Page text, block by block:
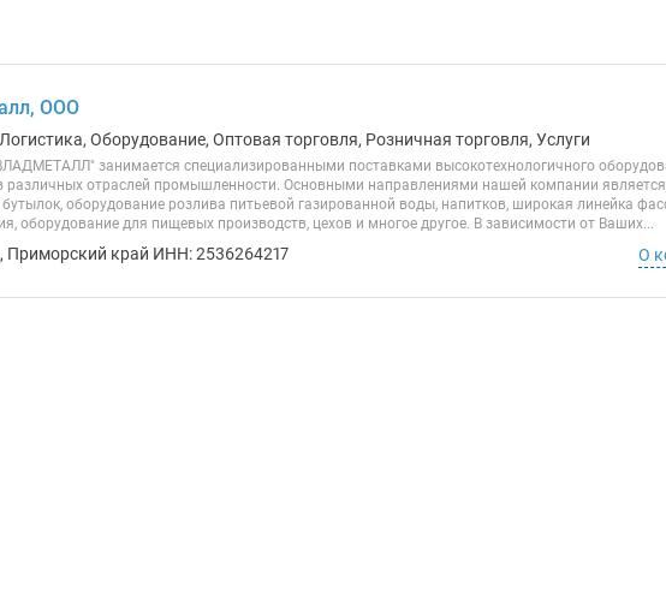
ООО
Оборудование, Оптовая торговля, Розничная торговля, Услуги
занимается специализированными поставками высокотехнологичного
различных отраслей промышленности. Основными направлениями нашей компании
оборудование розлива питьевой газированной воды, напитков, широкая линейка
оборудование для пищевых производств, цехов и многое другое. В зависимости от Ваших...
Приморский край ИНН: 2536264217 О